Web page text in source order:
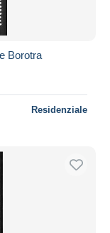
Borotra
Residenziale